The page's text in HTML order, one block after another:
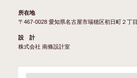
所在地
〒467-0028 愛知県名古屋市瑞穂区初日町２丁目
設 計
株式会社 南條設計室